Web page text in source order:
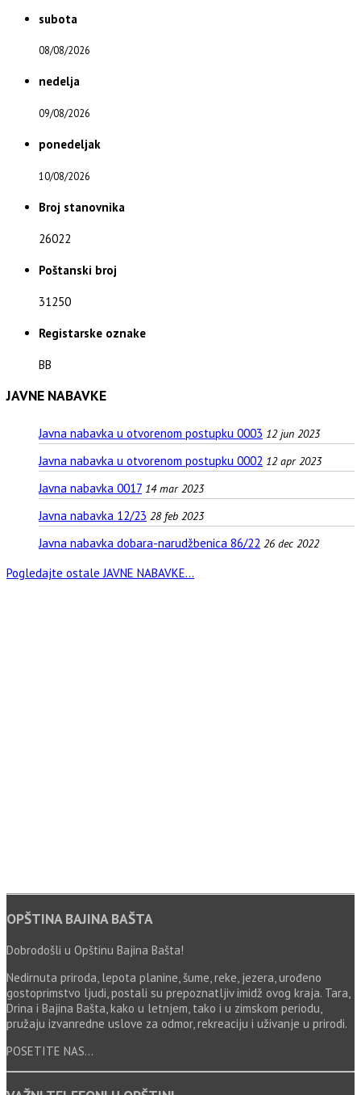
subota
08/08/2026
nedelja
09/08/2026
ponedeljak
10/08/2026
Broj stanovnika
26022
Poštanski broj
31250
Registarske oznake
BB
JAVNE NABAVKE
Javna nabavka u otvorenom postupku 0003 12 jun 2023
Javna nabavka u otvorenom postupku 0002 12 apr 2023
Javna nabavka 0017 14 mar 2023
Javna nabavka 12/23 28 feb 2023
Javna nabavka dobara-narudžbenica 86/22 26 dec 2022
Pogledajte ostale JAVNE NABAVKE...
OPŠTINA BAJINA BAŠTA
Dobrodošli u Opštinu Bajina Bašta!
Nedirnuta priroda, lepota planine, šume, reke, jezera, urođeno
gostoprimstvo ljudi, postali su prepoznatljiv imidž ovog kraja. Tara,
Drina i Bajina Bašta, kako u letnjem, tako i u zimskom periodu,
pružaju izvanredne uslove za odmor, rekreaciju i uživanje u prirodi.
POSETITE NAS...